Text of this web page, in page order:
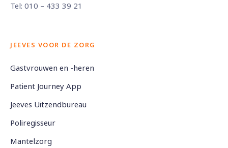
Tel: 010 – 433 39 21
JEEVES VOOR DE ZORG
Gastvrouwen en -heren
Patient Journey App
Jeeves Uitzendbureau
Poliregisseur
Mantelzorg